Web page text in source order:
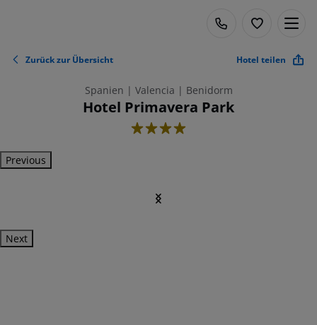
Zurück zur Übersicht Hotel teilen
Spanien | Valencia | Benidorm
Hotel Primavera Park
4
Previous
Next